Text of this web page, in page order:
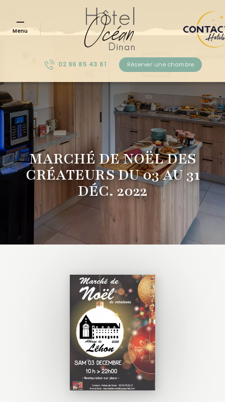
Menu
02 96 85 43 61 Réserver une chambre
MARCHÉ DE NOËL DES
CRÉATEURS DU 03 AU 31
DÉC. 2022